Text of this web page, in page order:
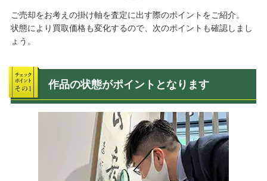
ご売却をお考えの掛け軸を査定に出す際のポイントをご紹介。
状態により買取価格も変化するので、次のポイントも確認しまし
ょう。
作品の状態がポイントとなります